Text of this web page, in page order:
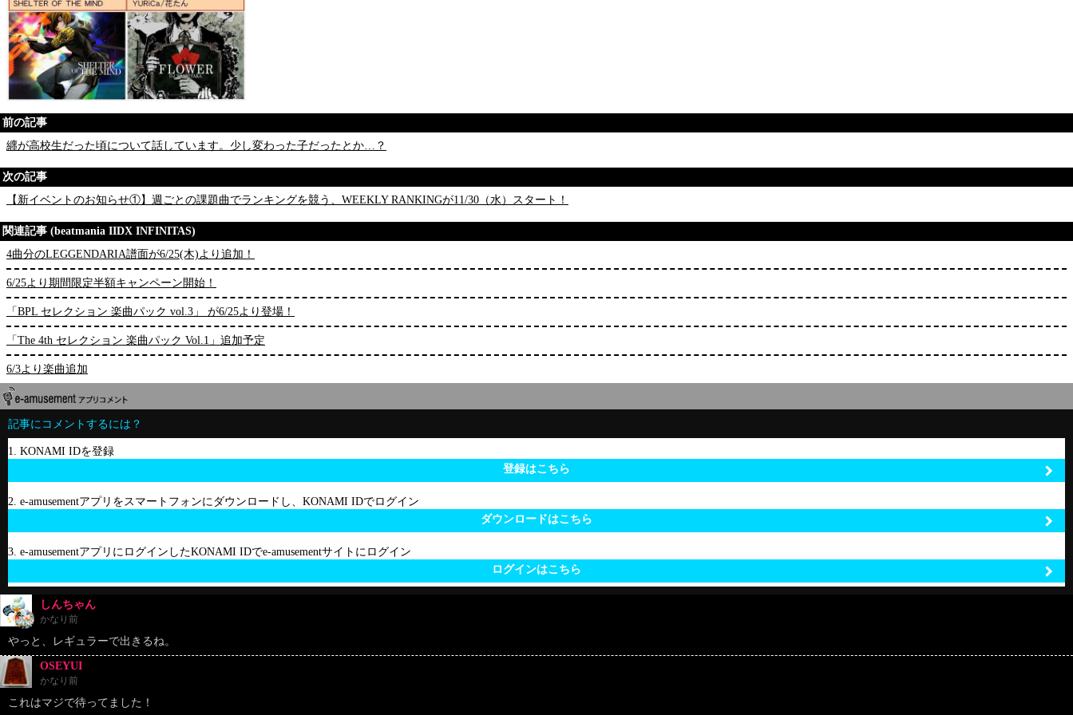
前の記事
纒が高校生だった頃について話しています。少し変わった子だったとか…？
次の記事
【新イベントのお知らせ①】週ごとの課題曲でランキングを競う、WEEKLY RANKINGが11/30（水）スタート！
関連記事 (beatmania IIDX INFINITAS)
4曲分のLEGGENDARIA譜面が6/25(木)より追加！
6/25より期間限定半額キャンペーン開始！
「BPL セレクション 楽曲パック vol.3」 が6/25より登場！
「The 4th セレクション 楽曲パック Vol.1」追加予定
6/3より楽曲追加
記事にコメントするには？
1. KONAMI IDを登録
登録はこちら
2. e-amusementアプリをスマートフォンにダウンロードし、KONAMI IDでログイン
ダウンロードはこちら
3. e-amusementアプリにログインしたKONAMI IDでe-amusementサイトにログイン
ログインはこちら
しんちゃん
かなり前
やっと、レギュラーで出きるね。
OSEYUI
かなり前
これはマジで待ってました！